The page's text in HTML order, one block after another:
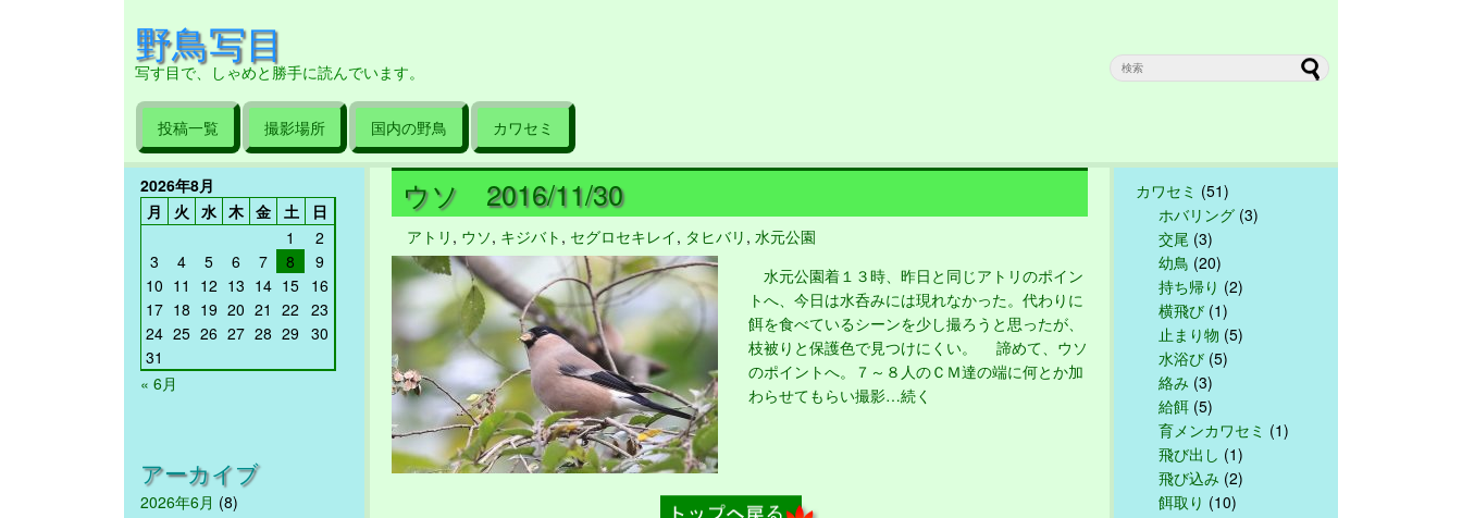
野鳥写目
写す目で、しゃめと勝手に読んでいます。
投稿一覧 撮影場所 国内の野鳥 カワセミ
2026年8月
月
火 水 木 金 土
日
1
2
3
4 5 6 7 8
9
10 11 12 13 14 15 16
17 18 19 20 21 22 23
24 25 26 27 28 29 30
31
« 6月
アーカイブ
2026年6月 (8)
ウソ 2016/11/30
アトリ , ウソ, キジバト , セグロセキレイ, タヒバリ , 水元公園
水元公園着１３時、昨日と同じアトリのポイン
トへ、今日は水呑みには現れなかった。代わりに
餌を食べているシーンを少し撮ろうと思ったが、
枝被りと保護色で見つけにくい。 諦めて、ウソ
のポイントへ。７～８人のＣＭ達の端に何とか加
わらせてもらい撮影…続く
カワセミ (51)
ホバリング (3)
交尾 (3)
幼鳥 (20)
持ち帰り (2)
横飛び (1)
止まり物 (5)
水浴び (5)
絡み (3)
給餌 (5)
育メンカワセミ (1)
飛び出し (1)
飛び込み (2)
餌取り (10)